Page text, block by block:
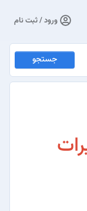
ورود / ثبت نام
جستجو